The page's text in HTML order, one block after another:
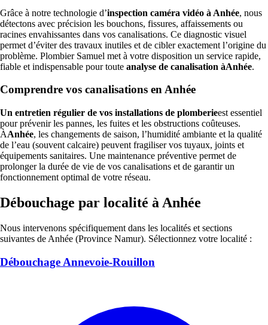
Grâce à notre technologie d’inspection caméra vidéo à Anhée, nous
détectons avec précision les bouchons, fissures, affaissements ou
racines envahissantes dans vos canalisations. Ce diagnostic visuel
permet d’éviter des travaux inutiles et de cibler exactement l’origine du
problème. Plombier Samuel met à votre disposition un service rapide,
fiable et indispensable pour toute analyse de canalisation àAnhée.
Comprendre vos canalisations en Anhée
Un entretien régulier de vos installations de plomberieest essentiel
pour prévenir les pannes, les fuites et les obstructions coûteuses.
ÀAnhée, les changements de saison, l’humidité ambiante et la qualité
de l’eau (souvent calcaire) peuvent fragiliser vos tuyaux, joints et
équipements sanitaires. Une maintenance préventive permet de
prolonger la durée de vie de vos canalisations et de garantir un
fonctionnement optimal de votre réseau.
Débouchage par localité à Anhée
Nous intervenons spécifiquement dans les localités et sections
suivantes de Anhée (Province Namur). Sélectionnez votre localité :
Débouchage Annevoie-Rouillon